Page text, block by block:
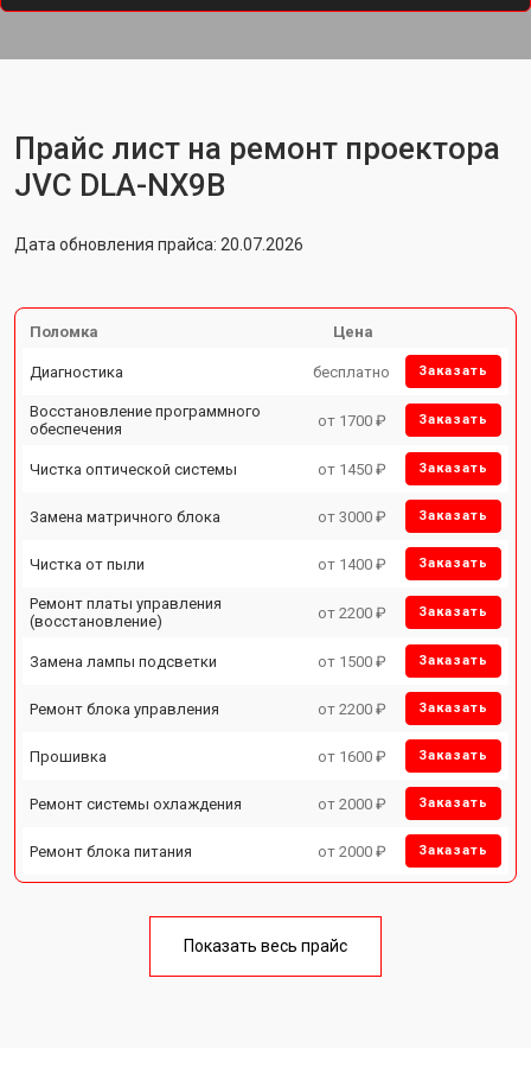
Прайс лист на ремонт проектора
JVC DLA-NX9B
Дата обновления прайса: 20.07.2026
Поломка Цена
Диагностика бесплатно Заказать
Восстановление программного
обеспечения
от 1700 ₽ Заказать
Чистка оптической системы от 1450 ₽ Заказать
Замена матричного блока от 3000 ₽ Заказать
Чистка от пыли от 1400 ₽ Заказать
Ремонт платы управления
(восстановление)
от 2200 ₽ Заказать
Замена лампы подсветки от 1500 ₽ Заказать
Ремонт блока управления от 2200 ₽ Заказать
Прошивка от 1600 ₽ Заказать
Ремонт системы охлаждения от 2000 ₽ Заказать
Ремонт блока питания от 2000 ₽ Заказать
Показать весь прайс